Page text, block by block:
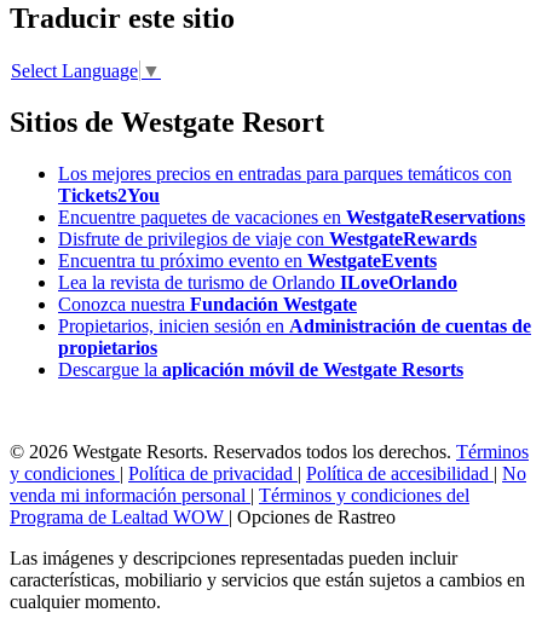
Traducir este sitio
Select Language ▼
Sitios de Westgate Resort
Los mejores precios en entradas para parques temáticos con
Tickets2You
Encuentre paquetes de vacaciones en WestgateReservations
Disfrute de privilegios de viaje con WestgateRewards
Encuentra tu próximo evento en WestgateEvents
Lea la revista de turismo de Orlando ILoveOrlando
Conozca nuestra Fundación Westgate
Propietarios, inicien sesión en Administración de cuentas de
propietarios
Descargue la aplicación móvil de Westgate Resorts
© 2026 Westgate Resorts. Reservados todos los derechos. Términos
y condiciones | Política de privacidad | Política de accesibilidad | No
venda mi información personal | Términos y condiciones del
Programa de Lealtad WOW | Opciones de Rastreo
Las imágenes y descripciones representadas pueden incluir
características, mobiliario y servicios que están sujetos a cambios en
cualquier momento.